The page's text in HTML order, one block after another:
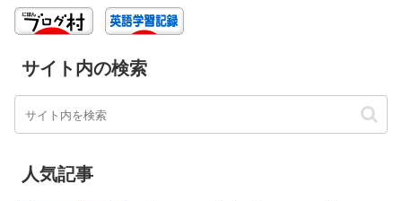
サイト内の検索
人気記事